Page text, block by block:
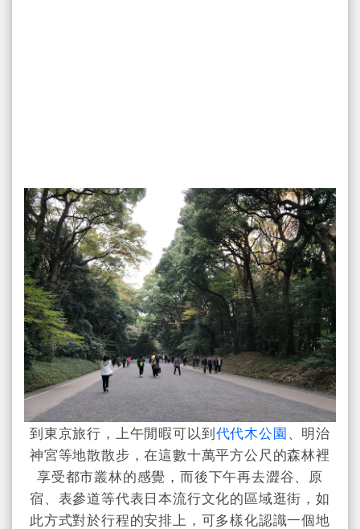
到東京旅行，上午閒暇可以到代代木公園、明治
神宮等地散散步，在這數十萬平方公尺的森林裡
享受都市叢林的感覺，而後下午再去澀谷、原
宿、表參道等代表日本流行文化的區域逛街，如
此方式對於行程的安排上，可多樣化認識一個地